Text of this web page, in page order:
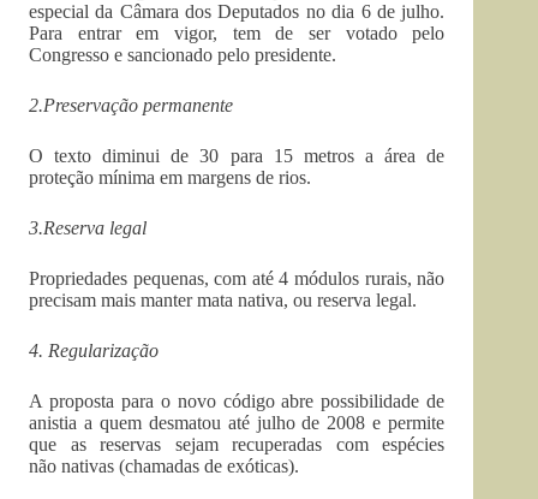
especial da Câmara dos Deputados no dia 6 de julho.
Para entrar em vigor, tem de ser votado pelo
Congresso e sancionado pelo presidente.
2.Preservação permanente
O texto diminui de 30 para 15 metros a área de
proteção mínima em margens de rios.
3.Reserva legal
Propriedades pequenas, com até 4 módulos rurais, não
precisam mais manter mata nativa, ou reserva legal.
4. Regularização
A proposta para o novo código abre possibilidade de
anistia a quem desmatou até julho de 2008 e permite
que as reservas sejam recuperadas com espécies
não nativas (chamadas de exóticas).